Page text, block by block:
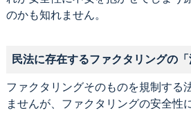
のかも知れません。
民法に存在するファクタリングの「
ファクタリングそのものを規制する
ませんが、ファクタリングの安全性